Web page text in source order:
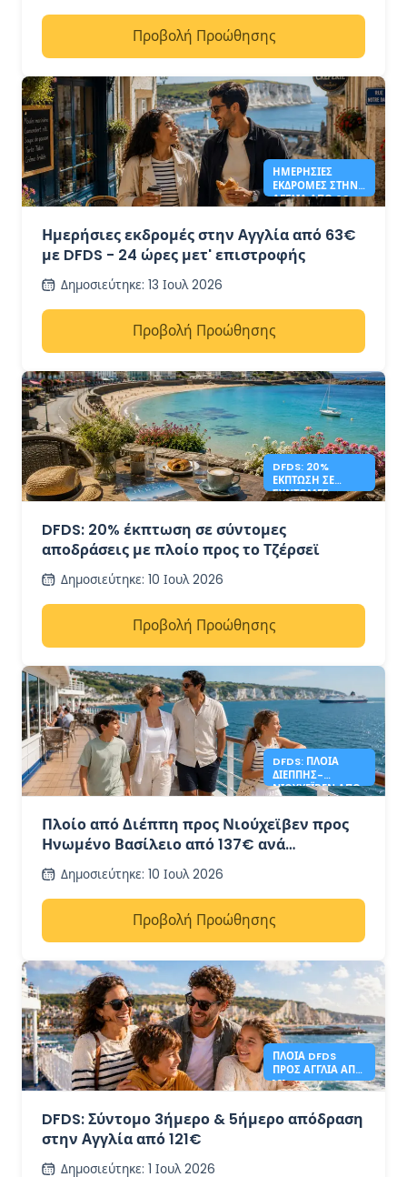
Προβολή Προώθησης
ΗΜΕΡΉΣΙΕΣ
ΕΚΔΡΟΜΈΣ ΣΤΗΝ
ΑΓΓΛΊΑ ΑΠΌ 63€ -
Ημερήσιες εκδρομές στην Αγγλία από 63€
με DFDS - 24 ώρες μετ' επιστροφής
Δημοσιεύτηκε: 13 Ιουλ 2026
Προβολή Προώθησης
DFDS: 20%
ΈΚΠΤΩΣΗ ΣΕ
ΣΎΝΤΟΜΕΣ
DFDS: 20% έκπτωση σε σύντομες
αποδράσεις με πλοίο προς το Τζέρσεϊ
Δημοσιεύτηκε: 10 Ιουλ 2026
Προβολή Προώθησης
DFDS: ΠΛΟΊΑ
ΔΙΈΠΠΗΣ-
ΝΙΟΎΧΕΪΒΕΝ ΑΠΌ
Πλοίο από Διέππη προς Νιούχεϊβεν προς
Ηνωμένο Βασίλειο από 137€ ανά
αυτοκίνητο + 4 άτομα με DFDS
Δημοσιεύτηκε: 10 Ιουλ 2026
Προβολή Προώθησης
ΠΛΟΊΑ DFDS
ΠΡΟΣ ΑΓΓΛΊΑ ΑΠΌ
121€
DFDS: Σύντομο 3ήμερο & 5ήμερο απόδραση
στην Αγγλία από 121€
Δημοσιεύτηκε: 1 Ιουλ 2026